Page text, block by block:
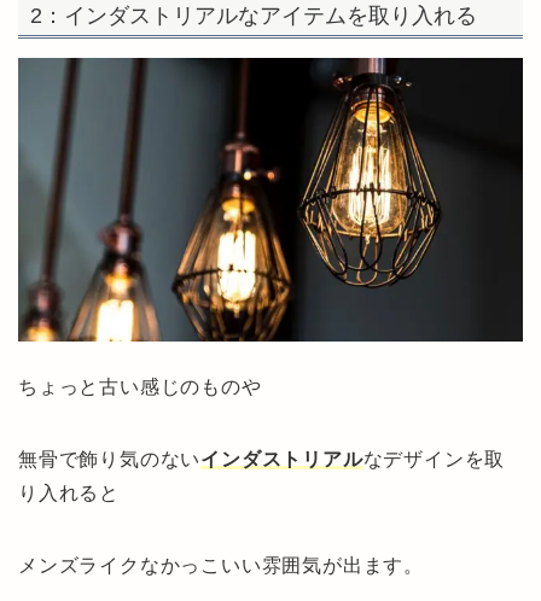
2：インダストリアルなアイテムを取り入れる
ちょっと古い感じのものや
無骨で飾り気のないインダストリアルなデザインを取
り入れると
メンズライクなかっこいい雰囲気が出ます。